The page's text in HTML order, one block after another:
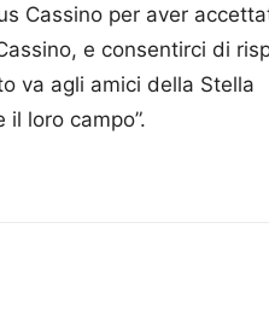
Cassino per aver
e consentirci di
va agli amici della Stella
loro campo”.